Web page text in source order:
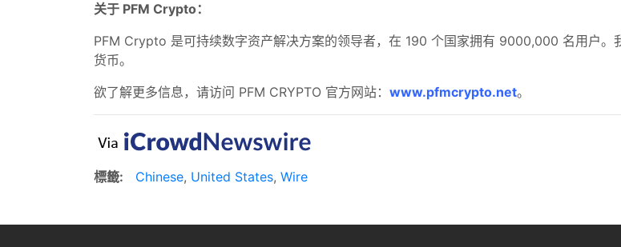
关于 PFM Crypto：
PFM Crypto 是可持续数字资产解决方案的领导者，在 190 个国家拥有 9000,000 名用户。
货币。
欲了解更多信息，请访问 PFM CRYPTO 官方网站： www.pfmcrypto.net。
標籤: Chinese, United States, Wire